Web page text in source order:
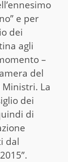
e per
dei
agli
–
del
La
dei
di
dal